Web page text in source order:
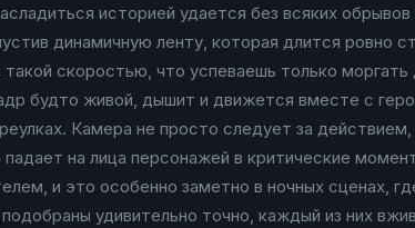
историей удается без всяких
динамичную ленту, которая длится ровно
скоростью, что успеваешь только
будто живой, дышит и движется вместе с
Камера не просто следует за
на лица персонажей в критические
и это особенно заметно в ночных сценах,
удивительно точно, каждый из них